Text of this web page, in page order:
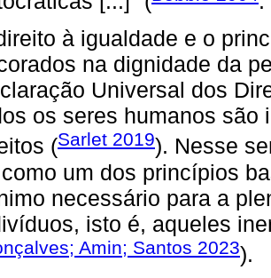
à igualdade e o
na dignidade da
Universal dos
os seres humanos são
(Sarlet 2019). Nesse
um dos princípios
necessário para a
isto é, aqueles
Amin; Santos 2023).